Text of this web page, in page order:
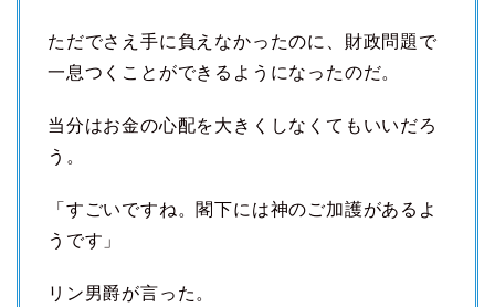
ただでさえ手に負えなかったのに、財政問題で
一息つくことができるようになったのだ。
当分はお金の心配を大きくしなくてもいいだろ
う。
「すごいですね。閣下には神のご加護があるよ
うです」
リン男爵が言った。